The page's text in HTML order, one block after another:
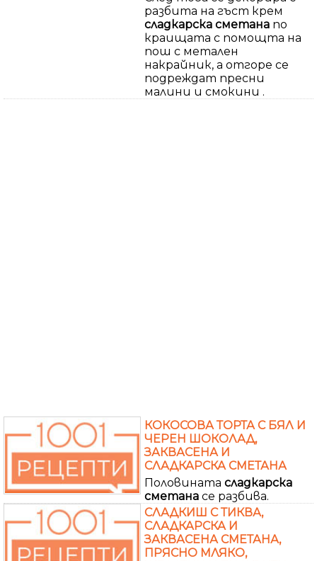
разбита на гъст крем
сладкарска сметана по
краищата с помощта на
пош с метален
накрайник, а отгоре се
подреждат пресни
малини и смокини .
КОКОСОВА ТОРТА С БЯЛ И
ЧЕРЕН ШОКОЛАД,
ЗАКВАСЕНА И
СЛАДКАРСКА СМЕТАНА
Половината сладкарска
сметана се разбива.
СЛАДКИШ С ТИКВА,
СЛАДКАРСКА И
ЗАКВАСЕНА СМЕТАНА,
ПРЯСНО МЛЯКО,